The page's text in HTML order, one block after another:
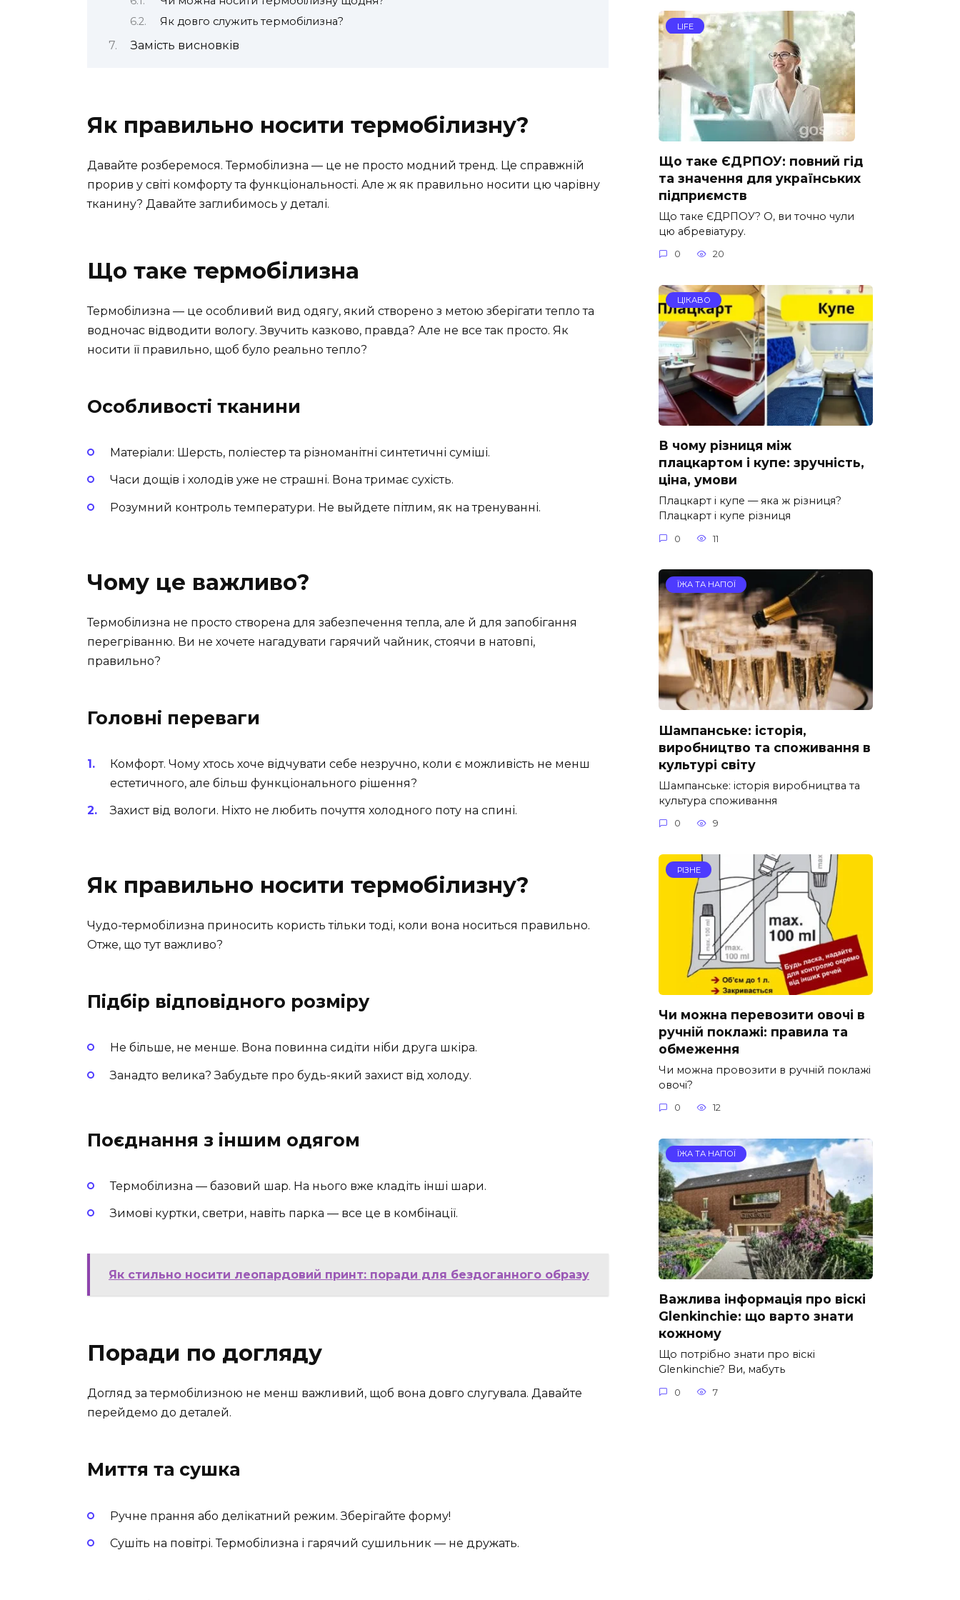
Як довго служить термобілизна?
Замість висновків
Як правильно носити термобілизну?
Давайте розберемося. Термобілизна — це не просто модний тренд. Це справжній
прорив у світі комфорту та функціональності. Але ж як правильно носити цю чарівну
тканину? Давайте заглибимось у деталі.
Що таке термобілизна
Термобілизна — це особливий вид одягу, який створено з метою зберігати тепло та
водночас відводити вологу. Звучить казково, правда? Але не все так просто. Як
носити її правильно, щоб було реально тепло?
Особливості тканини
Матеріали: Шерсть, поліестер та різноманітні синтетичні суміші.
Часи дощів і холодів уже не страшні. Вона тримає сухість.
Розумний контроль температури. Не выйдете пітлим, як на тренуванні.
Чому це важливо?
Термобілизна не просто створена для забезпечення тепла, але й для запобігання
перегріванню. Ви не хочете нагадувати гарячий чайник, стоячи в натовпі,
правильно?
Головні переваги
Комфорт. Чому хтось хоче відчувати себе незручно, коли є можливість не менш
естетичного, але більш функціонального рішення?
Захист від вологи. Ніхто не любить почуття холодного поту на спині.
Як правильно носити термобілизну?
Чудо-термобілизна приносить користь тільки тоді, коли вона носиться правильно.
Отже, що тут важливо?
Підбір відповідного розміру
Не більше, не менше. Вона повинна сидіти ніби друга шкіра.
Занадто велика? Забудьте про будь-який захист від холоду.
Поєднання з іншим одягом
Термобілизна — базовий шар. На нього вже кладіть інші шари.
Зимові куртки, светри, навіть парка — все це в комбінації.
Як стильно носити леопардовий принт: поради для бездоганного образу
Поради по догляду
Догляд за термобілизною не менш важливий, щоб вона довго слугувала. Давайте
перейдемо до деталей.
Миття та сушка
Ручне прання або делікатний режим. Зберігайте форму!
Сушіть на повітрі. Термобілизна і гарячий сушильник — не дружать.
LIFE
Що таке ЄДРПОУ: повний гід
та значення для українських
підприємств
Що таке ЄДРПОУ? О, ви точно чули
цю абревіатуру.
0 20
ЦІКАВО
В чому різниця між
плацкартом і купе: зручність,
ціна, умови
Плацкарт і купе — яка ж різниця?
Плацкарт і купе різниця
0 11
ЇЖА ТА НАПОЇ
Шампанське: історія,
виробництво та споживання в
культурі світу
Шампанське: історія виробництва та
культура споживання
0 9
РІЗНЕ
Чи можна перевозити овочі в
ручній поклажі: правила та
обмеження
Чи можна провозити в ручній поклажі
овочі?
0 12
ЇЖА ТА НАПОЇ
Важлива інформація про віскі
Glenkinchie: що варто знати
кожному
Що потрібно знати про віскі
Glenkinchie? Ви, мабуть
0 7